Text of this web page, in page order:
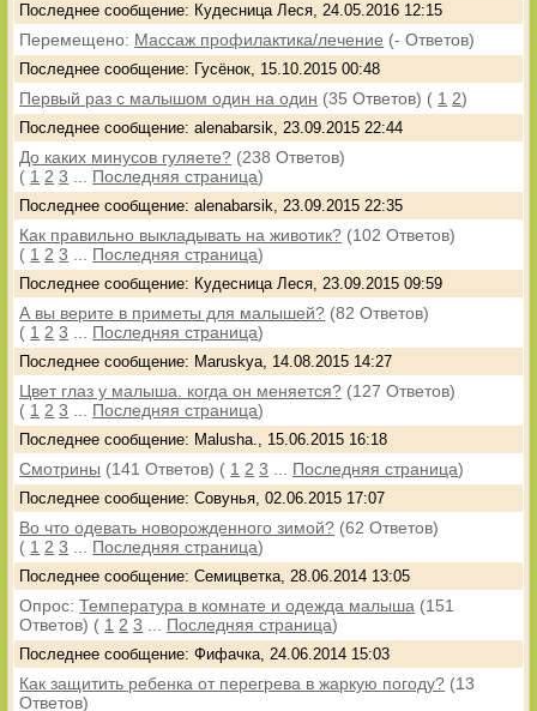
Последнее сообщение: Кудесница Леся, 24.05.2016 12:15
Перемещено: Массаж профилактика/лечение (- Ответов)
Последнее сообщение: Гусёнок, 15.10.2015 00:48
Первый раз с малышом один на один (35 Ответов) ( 1 2)
Последнее сообщение: alenabarsik, 23.09.2015 22:44
До каких минусов гуляете? (238 Ответов)
( 1 2 3 Последняя страница)
Последнее сообщение: alenabarsik, 23.09.2015 22:35
Как правильно выкладывать на животик? (102 Ответов)
( 1 2 3 Последняя страница)
Последнее сообщение: Кудесница Леся, 23.09.2015 09:59
А вы верите в приметы для малышей? (82 Ответов)
( 1 2 3 Последняя страница)
Последнее сообщение: Maruskya, 14.08.2015 14:27
Цвет глаз у малыша. когда он меняется? (127 Ответов)
( 1 2 3 Последняя страница)
Последнее сообщение: Malusha., 15.06.2015 16:18
Смотрины (141 Ответов) ( 1 2 3 Последняя страница)
Последнее сообщение: Совунья, 02.06.2015 17:07
Во что одевать новорожденного зимой? (62 Ответов)
( 1 2 3 Последняя страница)
Последнее сообщение: Семицветка, 28.06.2014 13:05
Опрос:Температура в комнате и одежда малыша (151
Ответов) ( 1 2 3 Последняя страница)
Последнее сообщение: Фифачка, 24.06.2014 15:03
Как защитить ребенка от перегрева в жаркую погоду? (13
Ответов)